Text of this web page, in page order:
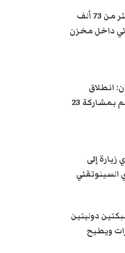
سوسة: حجز أكثر من 73 ألف
داخل مخزن
انطلاق
تربص عين دراهم بمشاركة 23
زيارة إلى
السينوتقني
دوليتين
ويطيح